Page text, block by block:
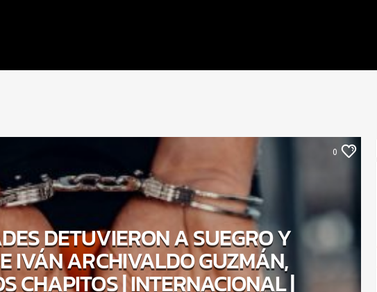
0
DETUVIERON A SUEGRO Y
IVÁN ARCHIVALDO GUZMÁN,
CHAPITOS | INTERNACIONAL |